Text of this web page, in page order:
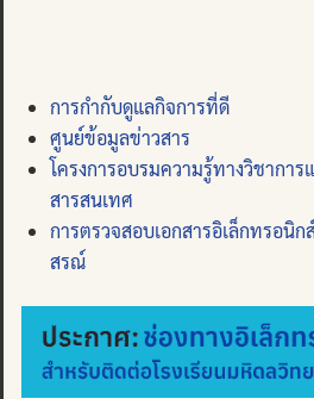
การกำกับดูแลกิจการที่ดี
ศูนย์ข้อมูลข่าวสาร
โครงการอบรมความรู้ทางวิชาการ
สารสนเทศ
การตรวจสอบเอกสารอิเล็กทรอนิก
สรณ์